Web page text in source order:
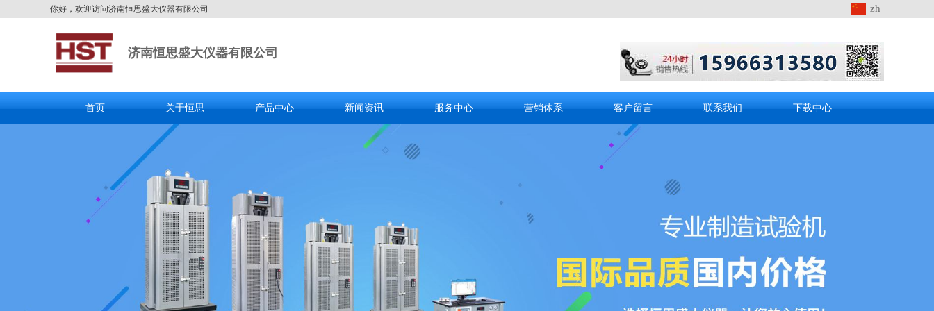
你好，欢迎访问济南恒思盛大仪器有限公司 zh
济南恒思盛大仪器有限公司
首页 关于恒思 产品中心 新闻资讯 服务中心 营销体系 客户留言 联系我们 下载中心